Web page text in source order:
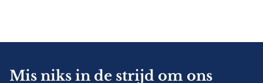
Mis niks in de strijd om ons